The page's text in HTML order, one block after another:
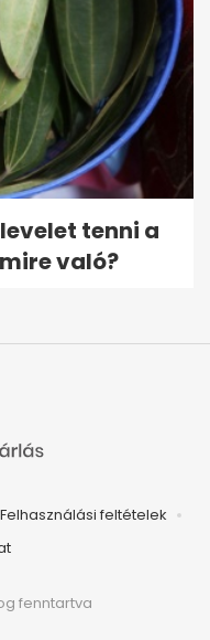
tenni a
való?
Felhasználási feltételek
fenntartva